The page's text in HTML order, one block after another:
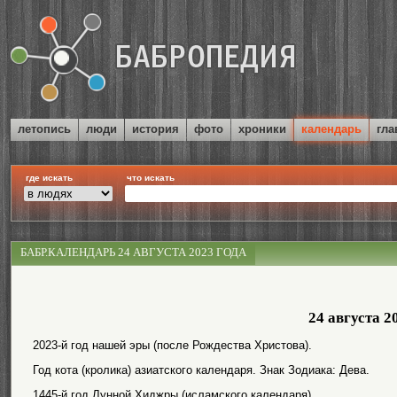
летопись люди история фото хроники календарь
где искать что искать
БАБР.КАЛЕНДАРЬ 24 АВГУСТА 2023 ГОДА
24 августа
2023-й год нашей эры (после Рождества Христова).
Год кота (кролика) азиатского календаря. Знак Зодиака: Дева.